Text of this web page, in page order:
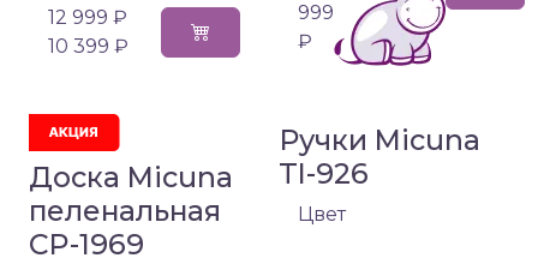
12 999 ₽
10 399 ₽
999
₽
Доска Micuna
пеленальная
CP-1969
Ручки Micuna
TI-926
Цвет